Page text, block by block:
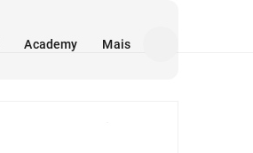
Academy Mais